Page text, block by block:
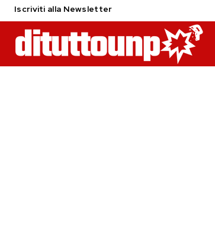
Iscriviti alla Newsletter